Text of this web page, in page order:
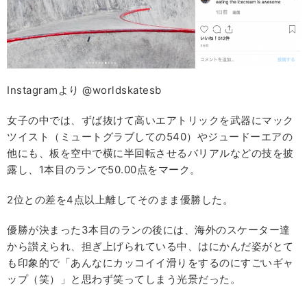
Instagramより @worldskatesb
女子の中では、ずば抜けて高いエアトリックを武器にマック
ツイスト（ミュートグラブしての540）やジュードーエアの
他にも、板を空中で横に半回転させるバリアルなどの技を披
露し、1本目のランで50.00点をマーク。
2位との差を4点以上離してそのまま優勝した。
優勝が決まった3本目のランの後には、海外のスケーター達
から讃えられ、担ぎ上げられている中、はにかんだ姿がとて
も印象的で「あんなにカッコイイ滑りをするのにすごいギャ
ップ（笑）」と思わず笑ってしまう光景だった。